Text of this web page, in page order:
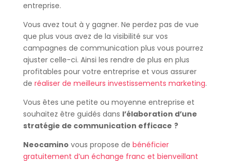
entreprise.
Vous avez tout à y gagner. Ne perdez pas de vue
que plus vous avez de la visibilité sur vos
campagnes de communication plus vous pourrez
ajuster celle-ci. Ainsi les rendre de plus en plus
profitables pour votre entreprise et vous assurer
de réaliser de meilleurs investissements marketing.
Vous êtes une petite ou moyenne entreprise et
souhaitez être guidés dans l’élaboration d’une
stratégie de communication efficace ?
Neocamino vous propose de bénéficier
gratuitement d’un échange franc et bienveillant